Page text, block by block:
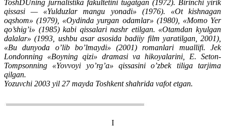
ToshDUning jurnalistika fakultetini tugatgan (1972). Birinchi yirik
qissasi — «Yulduzlar mangu yonadi» (1976). «Ot kishnagan
oqshom» (1979), «Oydinda yurgan odamlar» (1980), «Momo Yer
qo’shig’i» (1985) kabi qissalari nashr etilgan. «Otamdan kyulgan
dalalar» (1993, ushbu asar asosida badiiy film yaratilgan, 2001),
«Bu dunyoda o’lib bo’lmaydi» (2001) romanlari muallifi. Jek
Londonning «Boyning qizi» dramasi va hikoyalarini, E. Seton-
Tompsonning «Yovvoyi yo’rg’a» qissasini o’zbek tiliga tarjima
qilgan.
Yozuvchi 2003 yil 27 mayda Toshkent shahrida vafot etgan.
I